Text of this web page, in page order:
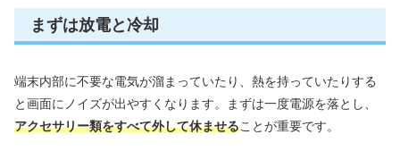
まずは放電と冷却
端末内部に不要な電気が溜まっていたり、熱を持っていたりする
と画面にノイズが出やすくなります。まずは一度電源を落とし、
アクセサリー類をすべて外して休ませることが重要です。